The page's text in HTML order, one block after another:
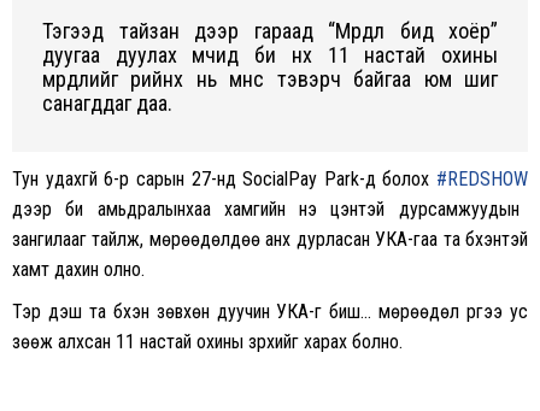
Тэгээд тайзан дээр гараад “Мөрөөдөл бид хоёр”
дуугаа дуулах мөчид би өнөөх 11 настай охины
мөрөөдлийг өөрийнх нь өмнөөс тэвэрч байгаа юм шиг
санагддаг даа.
Тун удахгүй 6-р сарын 27-нд SocialPay Park-д болох #REDSHOW
дээр би амьдралынхаа хамгийн үнэ цэнтэй дурсамжуудын
зангилааг тайлж, мөрөөдөлдөө анх дурласан УКА-гаа та бүхэнтэй
хамт дахин олно.
Тэр үдэш та бүхэн зөвхөн дуучин УКА-г биш…мөрөөдөл рүүгээ ус
зөөж алхсан 11 настай охины зүрхийг харах болно.